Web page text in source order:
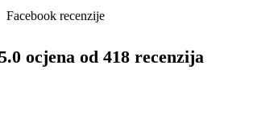
Facebook recenzije
ocjena od 418 recenzija